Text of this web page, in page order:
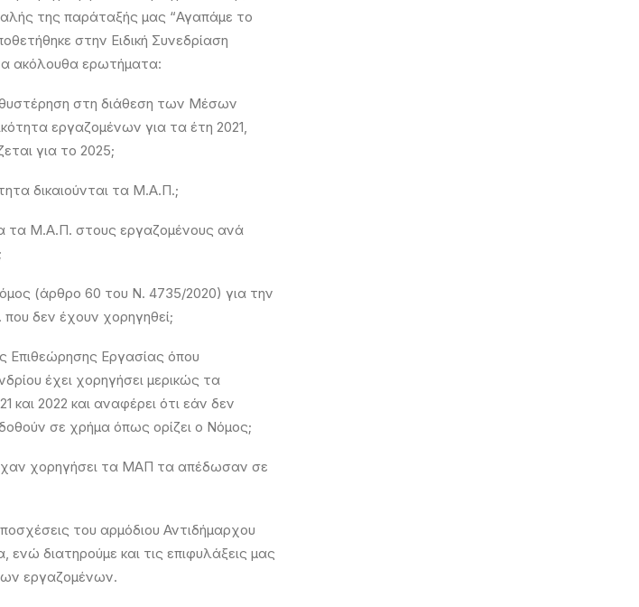
της παράταξής μας “Αγαπάμε το
στην Ειδική Συνεδρίαση
ακόλουθα ερωτήματα:
στη διάθεση των Μέσων
εργαζομένων για τα έτη 2021,
για το 2025;
δικαιούνται τα Μ.Α.Π.;
τα Μ.Α.Π. στους εργαζομένους ανά
(άρθρο 60 του Ν. 4735/2020) για την
δεν έχουν χορηγηθεί;
Επιθεώρησης Εργασίας όπου
έχει χορηγήσει μερικώς τα
2022 και αναφέρει ότι εάν δεν
σε χρήμα όπως ορίζει ο Νόμος;
χορηγήσει τα ΜΑΠ τα απέδωσαν σε
του αρμόδιου Αντιδήμαρχου
διατηρούμε και τις επιφυλάξεις μας
εργαζομένων.